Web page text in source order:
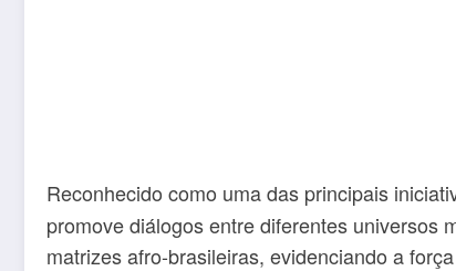
Reconhecido como uma das principais
promove diálogos entre diferentes universos
matrizes afro-brasileiras, evidenciando a